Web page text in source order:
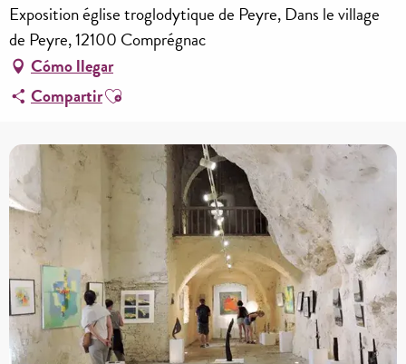
Exposition église troglodytique de Peyre, Dans le village
de Peyre, 12100 Comprégnac
Cómo llegar
CompartirAjouter aux favoris